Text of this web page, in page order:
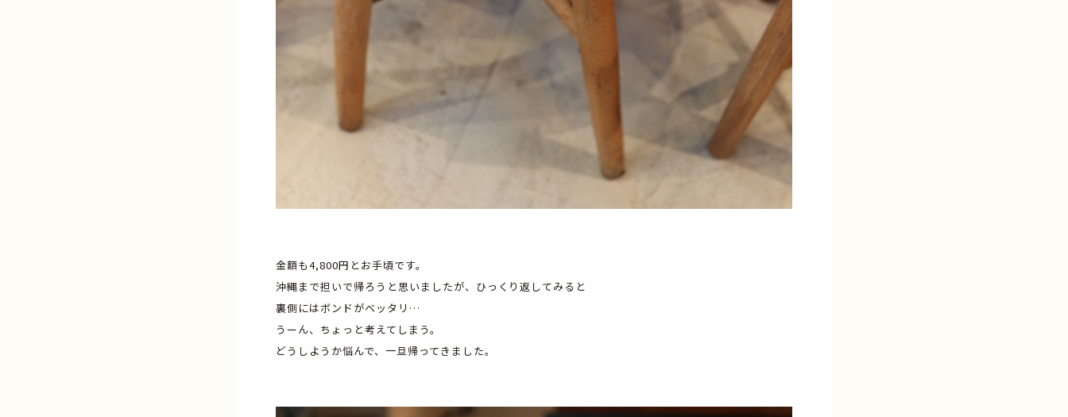
金額も4,800円とお手頃です。
沖縄まで担いで帰ろうと思いましたが、ひっくり返してみると
裏側にはボンドがベッタリ…
うーん、ちょっと考えてしまう。
どうしようか悩んで、一旦帰ってきました。